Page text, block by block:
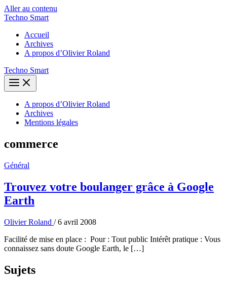
Aller au contenu
Techno Smart
Accueil
Archives
A propos d’Olivier Roland
Techno Smart
A propos d’Olivier Roland
Archives
Mentions légales
commerce
Général
Trouvez votre boulanger grâce à Google
Earth
Olivier Roland /6 avril 2008
Facilité de mise en place : Pour : Tout public Intérêt pratique : Vous
connaissez sans doute Google Earth, le […]
Sujets